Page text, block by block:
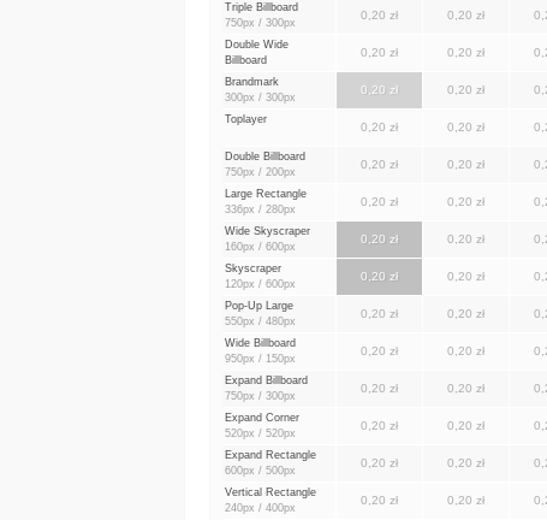
Triple Billboard
750px / 300px
0,20 zł 0,20 zł
Double Wide
Billboard
950px / 300px
0,20 zł 0,20 zł
Brandmark
300px / 300px
0,20 zł 0,20 zł
Toplayer
0,20 zł 0,20 zł
Double Billboard
750px / 200px
0,20 zł 0,20 zł
Large Rectangle
336px / 280px
0,20 zł 0,20 zł
Wide Skyscraper
160px / 600px
0,20 zł 0,20 zł
Skyscraper
120px / 600px
0,20 zł 0,20 zł
Pop-Up Large
550px / 480px
0,20 zł 0,20 zł
Wide Billboard
950px / 150px
0,20 zł 0,20 zł
Expand Billboard
750px / 300px
0,20 zł 0,20 zł
Expand Corner
520px / 520px
0,20 zł 0,20 zł
Expand Rectangle
600px / 500px
0,20 zł 0,20 zł
Vertical Rectangle
240px / 400px
0,20 zł 0,20 zł